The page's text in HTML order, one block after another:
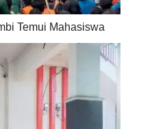
Temui Mahasiswa